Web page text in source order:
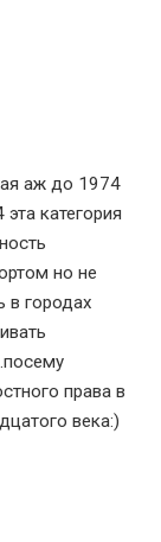
аж до 1974
категория
но не
в городах
права в
века:)